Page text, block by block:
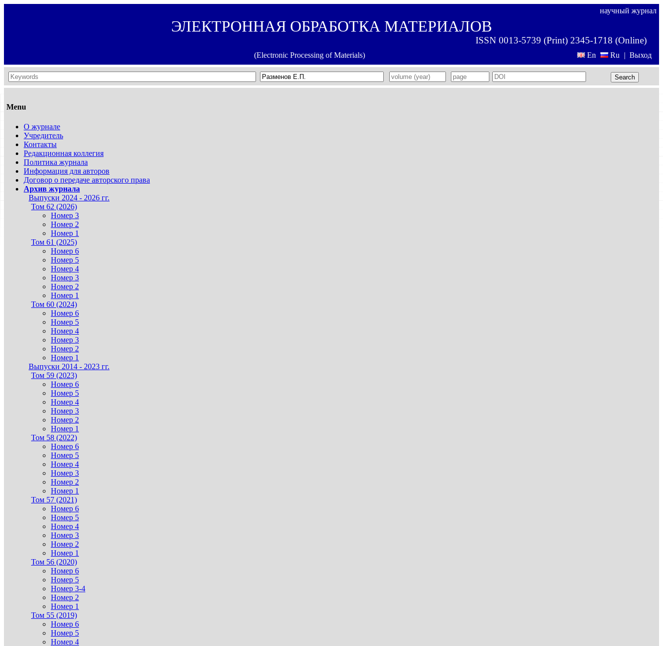
научный журнал
ЭЛЕКТРОННАЯ ОБРАБОТКА МАТЕРИАЛОВ
ISSN 0013-5739 (Print) 2345-1718 (Online)
(Electronic Processing of Materials) Выход
En Ru |
Search
Menu
О журнале
Учредитель
Контакты
Редакционная коллегия
Политика журнала
Информация для авторов
Договор о передаче авторского права
Архив журнала
Выпуски 2024 - 2026 гг.
Том 62 (2026)
Номер 3
Номер 2
Номер 1
Том 61 (2025)
Номер 6
Номер 5
Номер 4
Номер 3
Номер 2
Номер 1
Том 60 (2024)
Номер 6
Номер 5
Номер 4
Номер 3
Номер 2
Номер 1
Выпуски 2014 - 2023 гг.
Том 59 (2023)
Номер 6
Номер 5
Номер 4
Номер 3
Номер 2
Номер 1
Том 58 (2022)
Номер 6
Номер 5
Номер 4
Номер 3
Номер 2
Номер 1
Том 57 (2021)
Номер 6
Номер 5
Номер 4
Номер 3
Номер 2
Номер 1
Том 56 (2020)
Номер 6
Номер 5
Номер 3-4
Номер 2
Номер 1
Том 55 (2019)
Номер 6
Номер 5
Номер 4